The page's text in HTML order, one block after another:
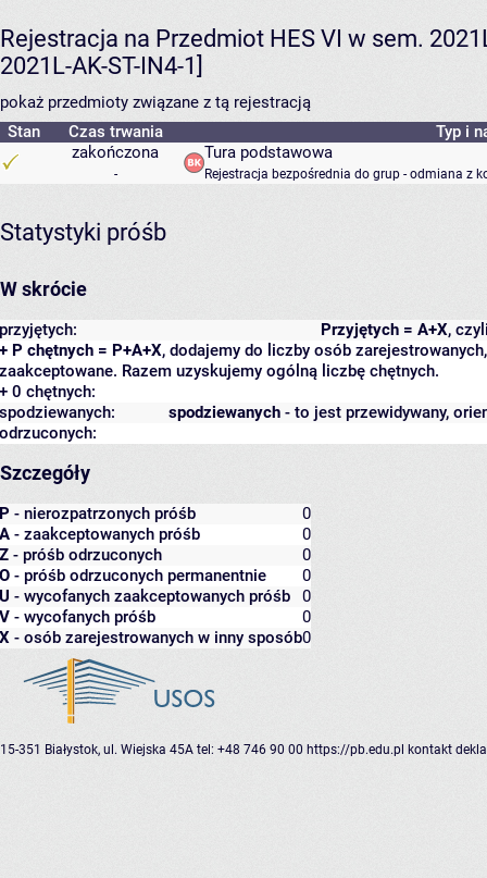
Rejestracja na Przedmiot HES VI w sem.
2021L-AK-ST-IN4-1]
pokaż przedmioty związane z tą rejestracją
Stan
Czas trwania
Typ i
zakończona
-
Tura podstawowa
Rejestracja bezpośrednia do grup - odmiana z
Statystyki próśb
W skrócie
Przyjętych = A+X,
przyjętych:
+ P chętnych = P+A+X, dodajemy do liczby osób
zaakceptowane. Razem uzyskujemy ogólną liczbę chętnych.
+ 0 chętnych:
spodziewanych - to jest przewidywany,
spodziewanych:
odrzuconych:
Szczegóły
P - nierozpatrzonych próśb
0
A - zaakceptowanych próśb
0
Z - próśb odrzuconych
0
O - próśb odrzuconych permanentnie
0
U - wycofanych zaakceptowanych próśb
0
V - wycofanych próśb
0
X - osób zarejestrowanych w inny sposób0
15-351 Białystok, ul. Wiejska 45A tel: +48 746 90 00 https://pb.edu.pl kontakt